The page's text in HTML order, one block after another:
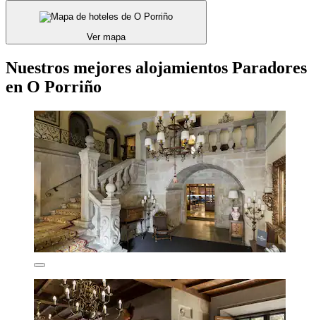
Ver mapa
Nuestros mejores alojamientos Paradores
en O Porriño